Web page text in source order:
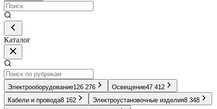
Каталог
Электрооборудование126 276 Освещение47 412
Кабели и провода8 162 Электроустановочные изделия8 348